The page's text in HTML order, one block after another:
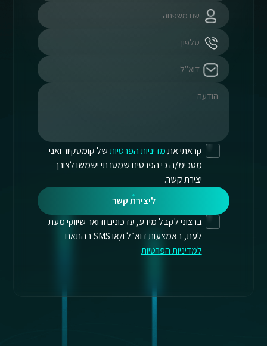
קראתי אתמדיניות הפרטיותשל קומסקיור ואני
מסכימ/ה כי הפרטים שמסרתי ישמשו לצורך
יצירת קשר.
ליצירת קשר
ברצוני לקבל מידע, עדכונים ודואר שיווקי מעת
לעת, באמצעות דוא״ל ו/או SMS בהתאם
למדיניות הפרטיות